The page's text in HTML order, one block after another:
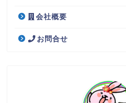
会社概要
お問合せ